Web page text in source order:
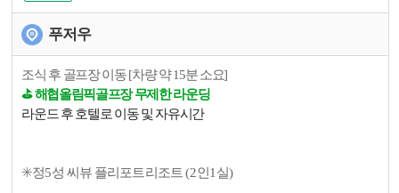
푸저우
조식 후 골프장 이동 [차량 약 15분 소요]
⛳️ 해협올림픽골프장 무제한 라운딩
라운드 후 호텔로 이동 및 자유시간
✳️정5성 씨뷰 플리포트리조트 (2인 1 실)